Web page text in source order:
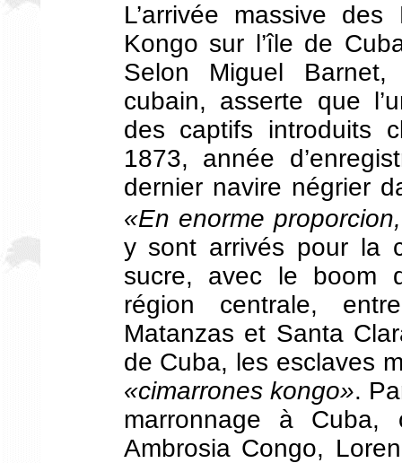
L’arrivée massive
Kongo sur l’île de
Selon Miguel Barnet,
cubain, asserte que
des captifs introduits
1873, année
dernier navire négrier
«En enorme
y sont arrivés pour la
sucre, avec le boom
région centrale,
Matanzas et Santa
de Cuba, les esclaves
«cimarrones kongo».
marronnage à
Ambrosia Congo,